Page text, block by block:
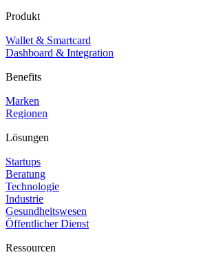
Produkt
Wallet & Smartcard
Dashboard & Integration
Benefits
Marken
Regionen
Lösungen
Startups
Beratung
Technologie
Industrie
Gesundheitswesen
Öffentlicher Dienst
Ressourcen